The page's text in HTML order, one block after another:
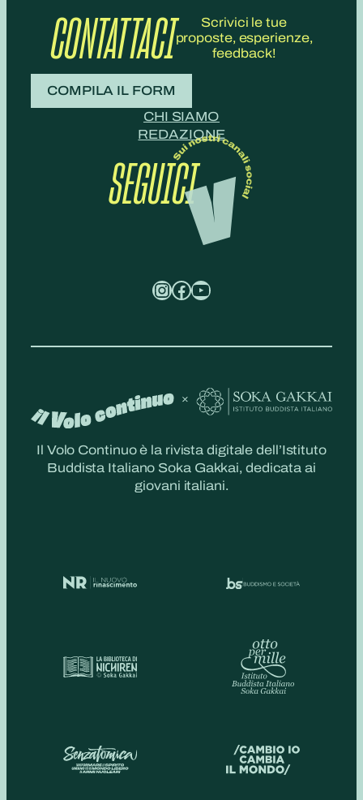
CONTATTACI
Scrivici le tue
proposte, esperienze,
feedback!
COMPILA IL FORM
CHI SIAMO
REDAZIONE
SEGUICI
InstagramFacebook YouTube
Il Volo Continuo è la rivista digitale dell’Istituto
Buddista Italiano Soka Gakkai, dedicata ai
giovani italiani.